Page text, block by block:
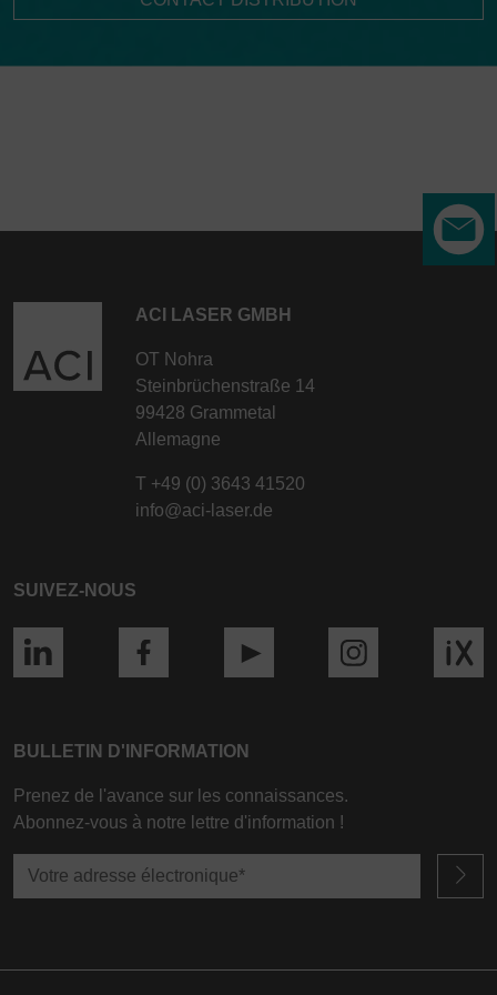
ACI LASER GMBH
OT Nohra
Steinbrüchenstraße 14
99428 Grammetal
Allemagne
T +49 (0) 3643 41520
info@aci-laser.de
SUIVEZ-NOUS
BULLETIN D'INFORMATION
Prenez de l'avance sur les connaissances.
Abonnez-vous à notre lettre d'information !
uniquement les cookies essentiels », ce transfert